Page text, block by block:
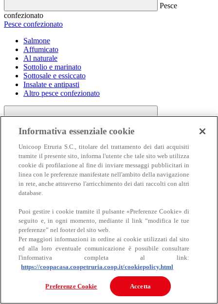
Pesce
confezionato
Pesce confezionato
Salmone
Affumicato
Al naturale
Sottolio e marinato
Sottosale e essiccato
Insalate e antipasti
Altro pesce confezionato
Carne
Carne
Bovino
Informativa essenziale cookie
Unicoop Etruria S.C., titolare del trattamento dei dati acquisiti
tramite il presente sito, informa l'utente che tale sito web utilizza
cookie di profilazione al fine di inviare messaggi pubblicitari in
linea con le preferenze manifestate nell'ambito della navigazione
in rete, anche attraverso l'arricchimento dei dati raccolti con altri
database.
Puoi gestire i cookie tramite il pulsante «Preferenze Cookie» di
seguito e, in ogni momento, mediante il link “modifica le tue
preferenze” nel footer del sito web.
Per maggiori informazioni in ordine ai cookie utilizzati dal sito
ed alla loro eventuale comunicazione è possibile consultare
l'informativa completa al link:
https://coopacasa.coopetruria.coop.it/cookiepolicy.html
Preferenze Cookie Accetta